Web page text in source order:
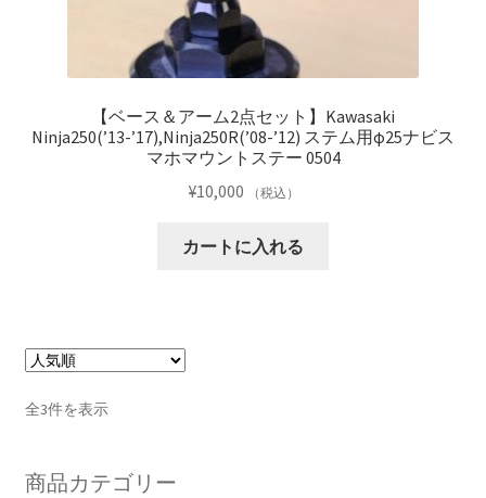
【ベース＆アーム2点セット】Kawasaki
Ninja250(’13-’17),Ninja250R(’08-’12) ステム用φ25ナビス
マホマウントステー 0504
¥10,000 （税込）
カートに入れる
全3件を表示人
商品カテゴリー